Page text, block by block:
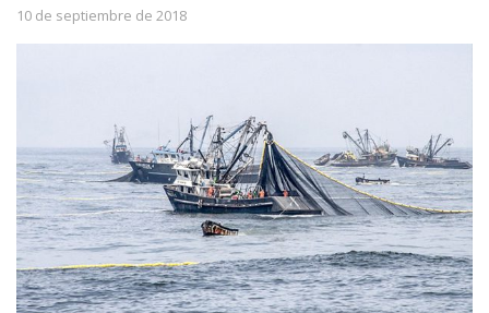
10 de septiembre de 2018